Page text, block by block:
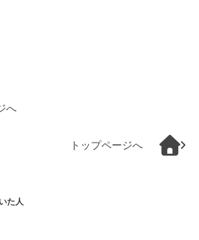
へ
トップページへ
た人